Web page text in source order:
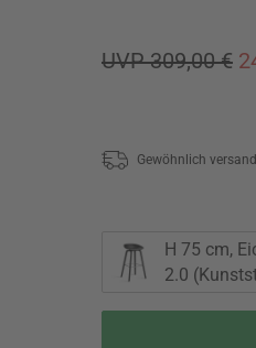
UVP 309,00 €
Gewöhnlich
H 75 cm,
2.0